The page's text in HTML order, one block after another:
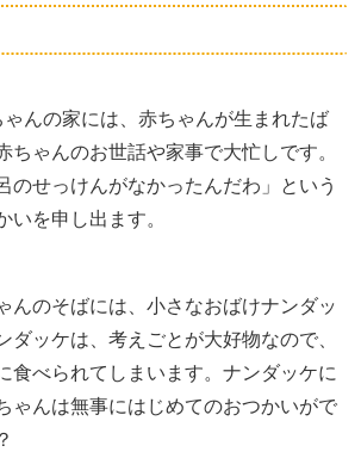
んの家には、赤ちゃんが生まれたば
ちゃんのお世話や家事で大忙しです。
のせっけんがなかったんだわ」という
いを申し出ます。
んのそばには、小さなおばけナンダッ
ダッケは、考えごとが大好物なので、
食べられてしまいます。ナンダッケに
ゃんは無事にはじめてのおつかいがで